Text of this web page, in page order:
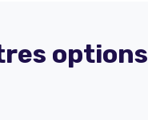
options